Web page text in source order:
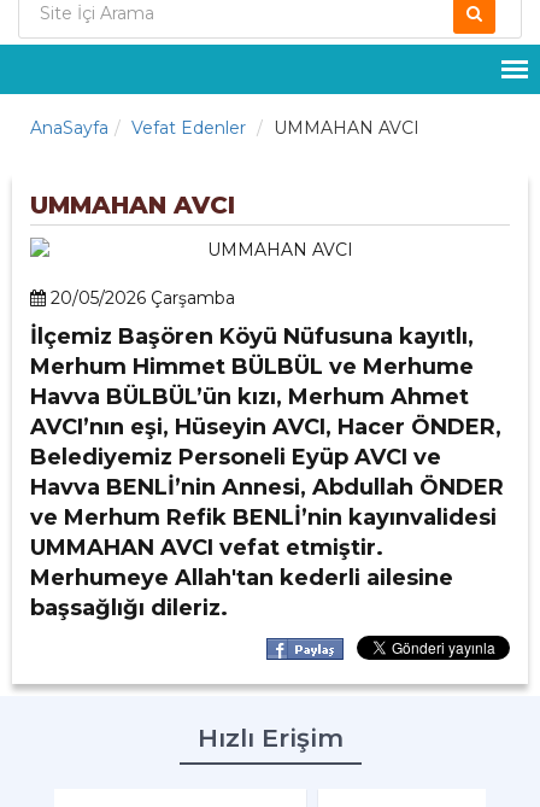
AnaSayfa Vefat Edenler UMMAHAN AVCI
UMMAHAN AVCI
20/05/2026 Çarşamba
İlçemiz Başören Köyü Nüfusuna kayıtlı,
Merhum Himmet BÜLBÜL ve Merhume
Havva BÜLBÜL’ün kızı, Merhum Ahmet
AVCI’nın eşi, Hüseyin AVCI, Hacer ÖNDER,
Belediyemiz Personeli Eyüp AVCI ve
Havva BENLİ’nin Annesi, Abdullah ÖNDER
ve Merhum Refik BENLİ’nin kayınvalidesi
UMMAHAN AVCI vefat etmiştir.
Merhumeye Allah'tan kederli ailesine
başsağlığı dileriz.
Hızlı Erişim